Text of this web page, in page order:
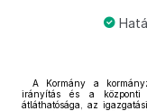
A Kormány a
irányítás és a központi
átláthatósága, az